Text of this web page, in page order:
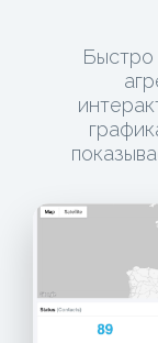
Быстро